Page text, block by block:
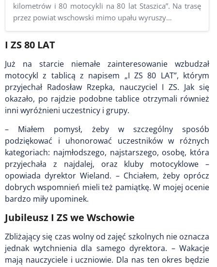
kilometrów i 80 motocykli na 80 lat Staszica”. Na trasę
przez powiat wschowski mimo upału wyruszy…
I ZS 80 LAT
Już na starcie niemałe zainteresowanie wzbudzał
motocykl z tablicą z napisem „I ZS 80 LAT”, którym
przyjechał Radosław Rzepka, nauczyciel I ZS. Jak się
okazało, po rajdzie podobne tablice otrzymali również
inni wyróżnieni uczestnicy i grupy.
– Miałem pomysł, żeby w szczególny sposób
podziękować i uhonorować uczestników w różnych
kategoriach: najmłodszego, najstarszego, osobę, która
przyjechała z najdalej, oraz kluby motocyklowe –
opowiada dyrektor Wieland. – Chciałem, żeby oprócz
dobrych wspomnień mieli też pamiątkę. W mojej ocenie
bardzo miły upominek.
Jubileusz I ZS we Wschowie
Zbliżający się czas wolny od zajęć szkolnych nie oznacza
jednak wytchnienia dla samego dyrektora. – Wakacje
mają nauczyciele i uczniowie. Dla nas ten okres będzie